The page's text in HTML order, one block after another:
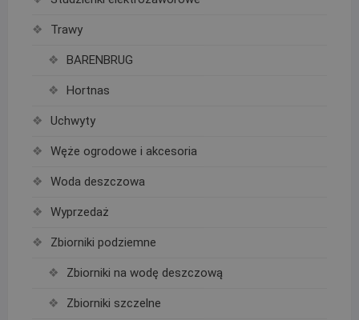
Trawy
BARENBRUG
Hortnas
Uchwyty
Węże ogrodowe i akcesoria
Woda deszczowa
Wyprzedaż
Zbiorniki podziemne
Zbiorniki na wodę deszczową
Zbiorniki szczelne